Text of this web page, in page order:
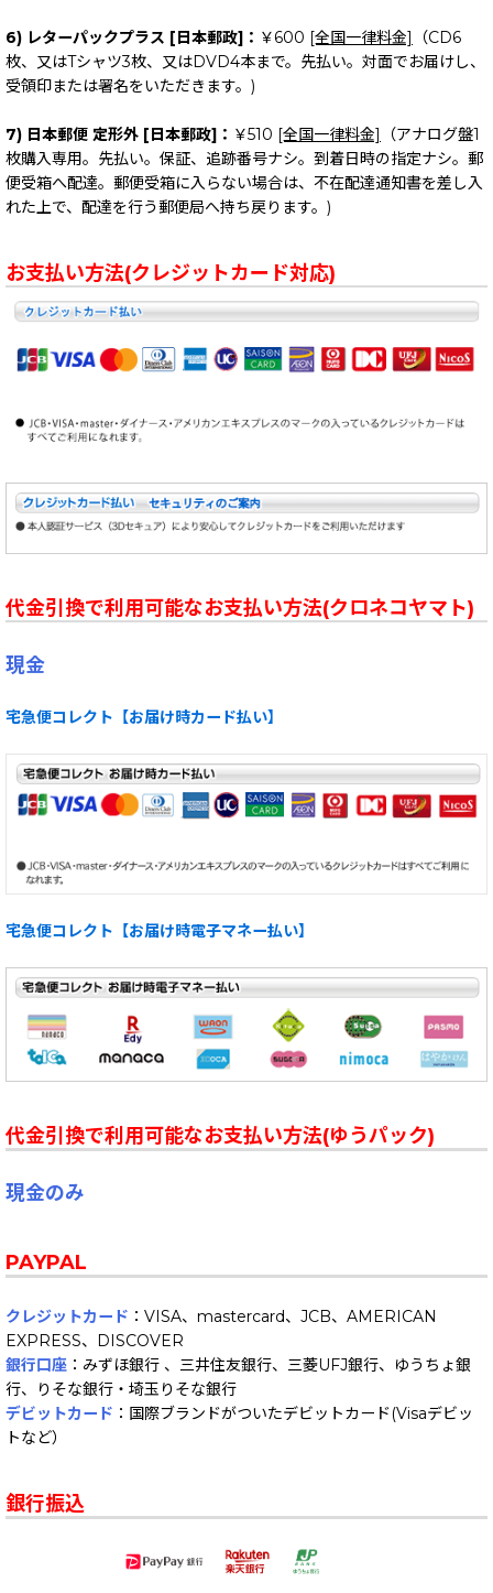
6) レターパックプラス [日本郵政]： ￥600 [全国一律料金]
（CD6
枚、又はTシャツ3枚、又はDVD4本まで。先払い。対面でお届けし、
受領印または署名をいただきます。)
7) 日本郵便 定形外 [日本郵政]： ￥510 [全国一律料金]
（アナログ盤1
枚購入専用。先払い。保証、追跡番号ナシ。到着日時の指定ナシ。郵
便受箱へ配達。郵便受箱に入らない場合は、不在配達通知書を差し入
れた上で、配達を行う郵便局へ持ち戻ります。)
お支払い方法(クレジットカード対応)
代金引換で利用可能なお支払い方法(クロネコヤマト)
現金
宅急便コレクト【お届け時カード払い】
宅急便コレクト【お届け時電子マネー払い】
代金引換で利用可能なお支払い方法(ゆうパック)
現金のみ
PAYPAL
クレジットカード ：VISA、mastercard、JCB、AMERICAN
EXPRESS、DISCOVER
銀行口座 ：みずほ銀行 、三井住友銀行、三菱UFJ銀行、ゆうちょ銀
行、りそな銀行・埼玉りそな銀行
デビットカード ：国際ブランドがついたデビットカード(Visaデビッ
トなど）
銀行振込